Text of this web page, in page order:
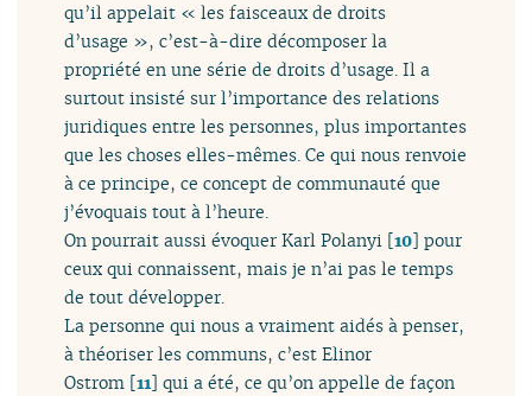
qu’il appelait « les faisceaux de droits
d’usage », c’est-à-dire décomposer la
propriété en une série de droits d’usage. Il a
surtout insisté sur l’importance des relations
juridiques entre les personnes, plus importantes
que les choses elles-mêmes. Ce qui nous renvoie
à ce principe, ce concept de communauté que
j’évoquais tout à l’heure.
On pourrait aussi évoquer Karl Polanyi [10] pour
ceux qui connaissent, mais je n’ai pas le temps
de tout développer.
La personne qui nous a vraiment aidés à penser,
à théoriser les communs, c’est Elinor
Ostrom [11] qui a été, ce qu’on appelle de façon